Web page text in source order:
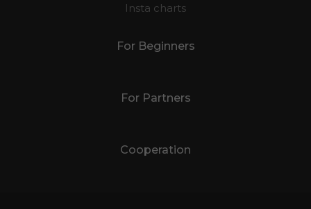
Insta charts
For Beginners
For Partners
Cooperation